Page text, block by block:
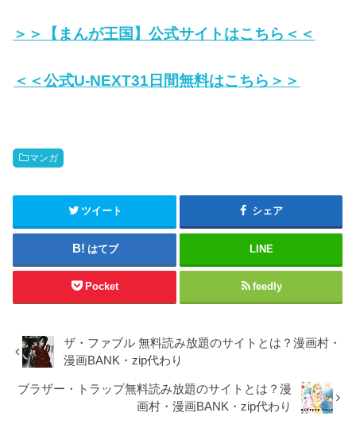
＞＞【まんが王国】公式サイトはこちら＜＜
＜＜公式U-NEXT31日間無料はこちら＞＞
マンガ
ツイート シェア
はてブ LINE
Pocket feedly
ザ・ファブル 無料読み放題のサイトとは？漫画村・
漫画BANK・zip代わり
ブラザー・トラップ無料読み放題のサイトとは？漫
画村・漫画BANK・zip代わり